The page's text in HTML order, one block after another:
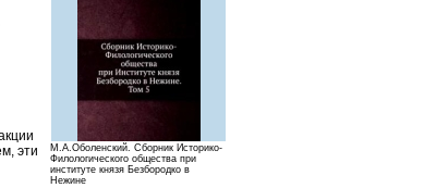
М.А.Оболенский. Сборник Историко-
Филологического общества при
институте князя Безбородко в
Нежине
эти